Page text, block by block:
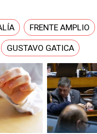
FRENTE AMPLIO
GUSTAVO GATICA